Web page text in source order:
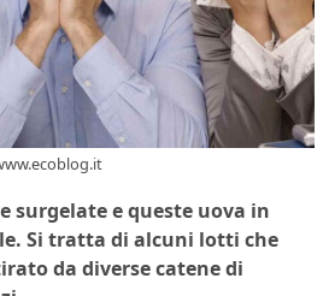
surgelate e queste uova in
Si tratta di alcuni lotti che
da diverse catene di